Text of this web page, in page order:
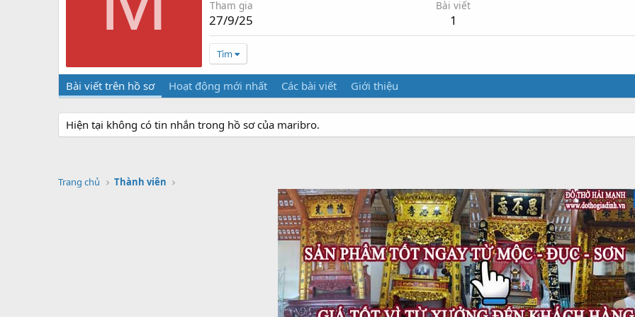
Tham gia
27/9/25
Bài viết
1
Tìm
Bài viết trên hồ sơ Hoạt động mới nhất Các bài viết Giới thiệu
Hiện tại không có tin nhắn trong hồ sơ của maribro.
Trang chủ Thành viên